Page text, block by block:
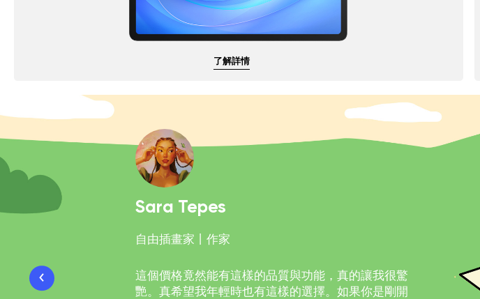
了解詳情
Sara Tepes
自由插畫家丨作家
這個價格竟然能有這樣的品質與功能，真的讓我很驚
艷。真希望我年輕時也有這樣的選擇。如果你是剛開